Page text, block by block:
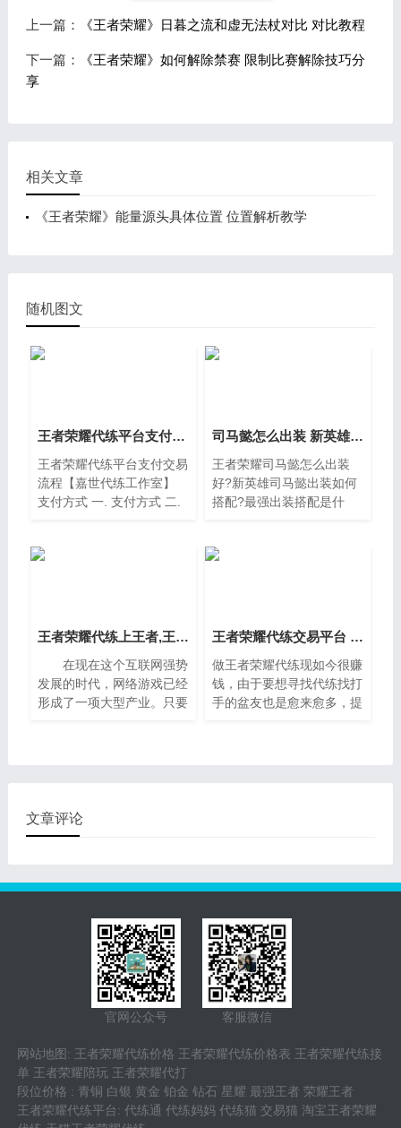
上一篇： 《王者荣耀》日暮之流和虚无法杖对比 对比教程
下一篇：
《王者荣耀》如何解除禁赛 限制比赛解除技巧分
享
相关文章
《王者荣耀》能量源头具体位置 位置解析教学
随机图文
王者荣耀代练平台支付交易流程【嘉世代练工作室】
王者荣耀代练平台支付交易
流程【嘉世代练工作室】
支付方式 一. 支付方式 二.
司马懿怎么出装 新英雄司马懿出装攻略
王者荣耀司马懿怎么出装
好?新英雄司马懿出装如何
搭配?最强出装搭配是什
略吧! AD出装推荐：无尽战
王者荣耀代练上王者,王者荣耀代练上王者多少钱
在现在这个互联网强势
发展的时代，网络游戏已经
形成了一项大型产业。只要
王者荣耀代练交易平台 正规王者代打交易平台推荐
做王者荣耀代练现如今很赚
钱，由于要想寻找代练找打
手的盆友也是愈来愈多，提
文章评论
官网公众号 客服微信
网站地图 : 王者荣耀代练价格 王者荣耀代练价格表 王者荣耀代练接
单 王者荣耀陪玩 王者荣耀代打
段位价格 : 青铜 白银 黄金 铂金 钻石 星耀 最强王者 荣耀王者
王者荣耀代练平台: 代练通 代练妈妈 代练猫 交易猫 淘宝王者荣耀